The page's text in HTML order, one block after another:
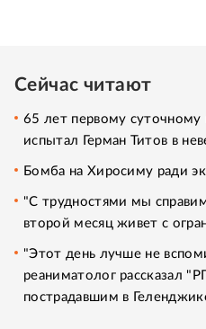
Сейчас читают
65 лет первому суточному
испытал Герман Титов в
Бомба на Хиросиму ради
"С трудностями мы
второй месяц живет с
"Этот день лучше не
реаниматолог рассказал
пострадавшим в